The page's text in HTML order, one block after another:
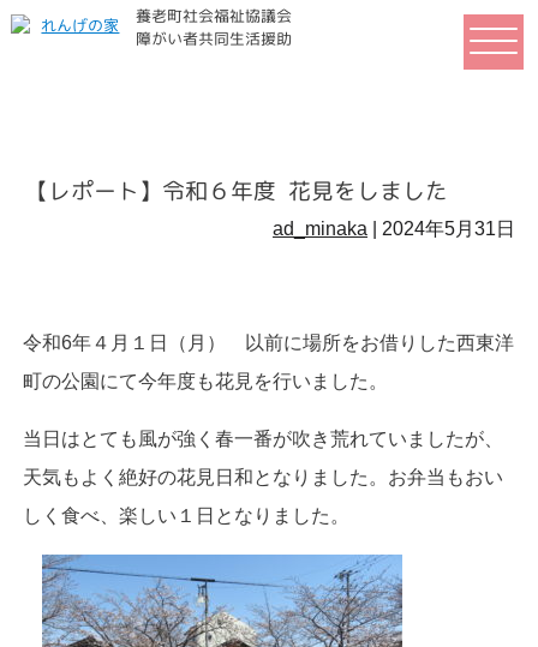
養老町社会福祉協議会
障がい者共同生活援助れ
【レポート】令和６年度 花見をしました
ad_minaka 2024年5月31日
令和6年４月１日（月） 以前に場所をお借りした西東洋
町の公園にて今年度も花見を行いました。
当日はとても風が強く春一番が吹き荒れていましたが、
天気もよく絶好の花見日和となりました。お弁当もおい
しく食べ、楽しい１日となりました。